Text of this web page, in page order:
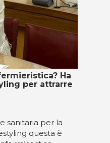
Ha
per attrarre
sanitaria per la
questa è